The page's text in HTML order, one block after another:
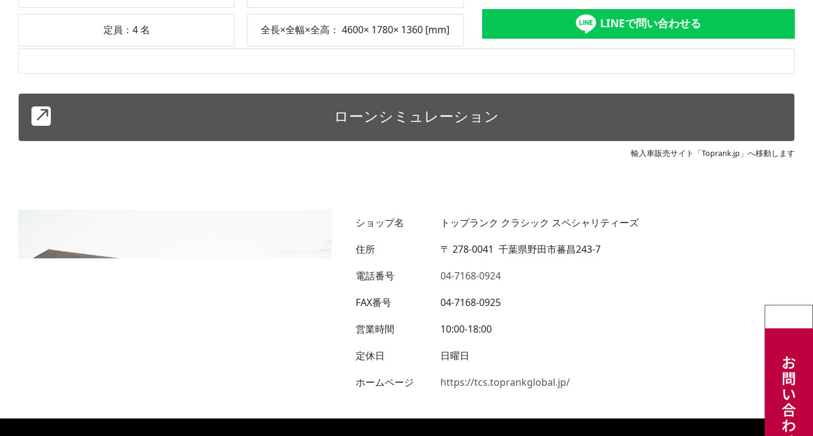
定員： 4名 全長×全幅×全高： 4600× 1780× 1360 [mm] LINEで問い合わせる
ローンシミュレーション
輸入車販売サイト「Toprank.jp」へ移動します
ショップ名
トップランク クラシック スペシャリティーズ
住所
〒 278-0041 千葉県野田市蕃昌243-7
電話番号
04-7168-0924
FAX番号
04-7168-0925
営業時間
10:00-18:00
定休日
日曜日
ホームページ
https://tcs.toprankglobal.jp/